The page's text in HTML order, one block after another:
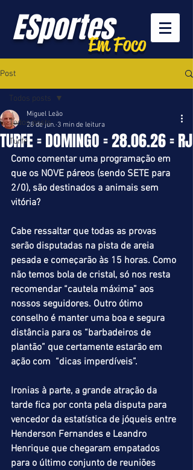
ESportesEm Foco
Post
Todos posts
Turfe
Todos posts
TURFE = DOMINGO = 28.06.26 = RJ
Miguel Leão
28 de jun. 3 min de leitura
Como comentar uma programação em
que os NOVE páreos (sendo SETE para
2/0), são destinados a animais sem
vitória?
Cabe ressaltar que todas as provas
serão disputadas na pista de areia
pesada e começarão às 15 horas. Como
não temos bola de cristal, só nos resta
recomendar “cautela máxima” aos
nossos seguidores. Outro ótimo
conselho é manter uma boa e segura
distância para os “barbadeiros de
plantão” que certamente estarão em
ação com  “dicas imperdíveis”.
Ironias à parte, a grande atração da
tarde fica por conta pela disputa para
vencedor da estatística de jóqueis entre
Henderson Fernandes e Leandro
Henrique que chegaram empatados
para o último conjunto de reuniões